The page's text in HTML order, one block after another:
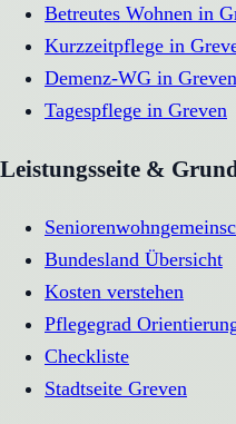
Betreutes Wohnen in
Kurzzeitpflege in
Demenz-WG in Greven
Tagespflege in Greven
Leistungsseite &
Bundesland Übersicht
Kosten verstehen
Pflegegrad
Checkliste
Stadtseite Greven